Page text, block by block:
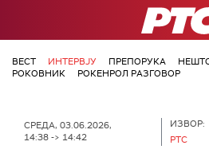
РТС
ВЕСТ ИНТЕРВЈУ ПРЕПОРУКА
РОКОВНИК
РОКЕНРОЛ РАЗГОВОР
СРЕДА, 03.06.2026,
14:38 -> 14:42
ИЗВОР:
РТС